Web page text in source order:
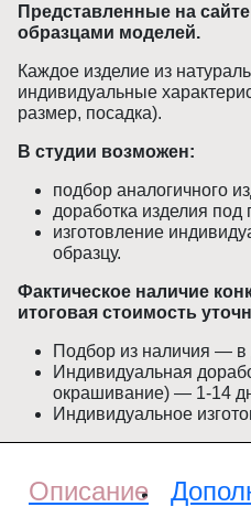
Представленные на
образцами моделей.
Каждое изделие из
индивидуальные
размер, посадка).
В студии возможен:
подбор аналогичного
доработка изделия под
изготовление
образцу.
Фактическое наличие
итоговая стоимость
Подбор из наличия —
Индивидуальная
окрашивание) — 1-14
Индивидуальное
Описание